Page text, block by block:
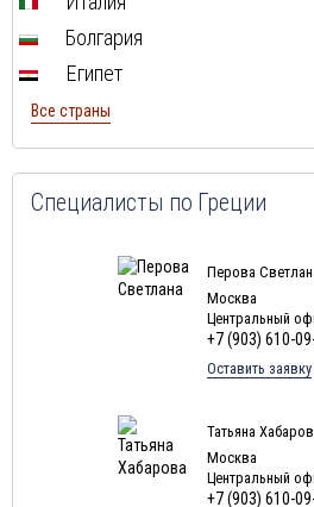
Туры в Индию в августе
Туры в Тунис в августе
Туры в Норвегию в августе
Туры в Мексику в августе
Туры в Кубу в августе
Доминиканская
Туры в Мальдивы в августе
Туры в Маврикий в августе
Болгария
Египет
Все страны
Специалисты по Греции
Перова
Москва
Центральный
+7 (903) 610-
Оставить заявку
Татьяна
Москва
Центральный
+7 (903) 610-